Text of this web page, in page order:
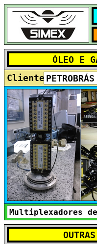
Cliente